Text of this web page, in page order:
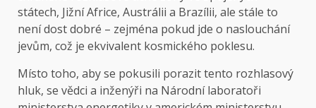
státech, Jižní Africe, Austrálii a Brazílii, ale stále to
není dost dobré – zejména pokud jde o naslouchání
jevům, což je ekvivalent kosmického poklesu.
Místo toho, aby se pokusili porazit tento rozhlasový
hluk, se vědci a inženýři na Národní laboratoři